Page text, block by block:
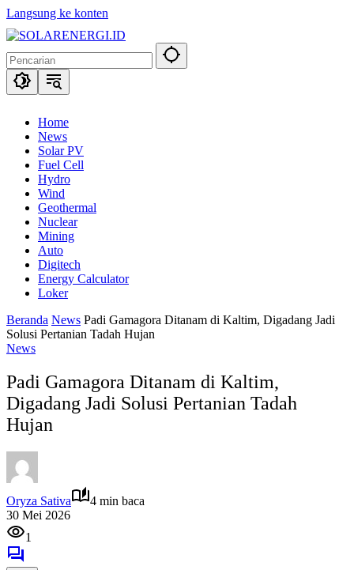
Langsung ke konten
Home
News
Solar PV
Fuel Cell
Hydro
Wind
Geothermal
Nuclear
Mining
Auto
Digitech
Energy Calculator
Loker
Beranda News Padi Gamagora Ditanam di Kaltim, Digadang Jadi
Solusi Pertanian Tadah Hujan
News
Padi Gamagora Ditanam di Kaltim,
Digadang Jadi Solusi Pertanian Tadah
Hujan
Oryza Sativa
4 min baca
30 Mei 2026
1